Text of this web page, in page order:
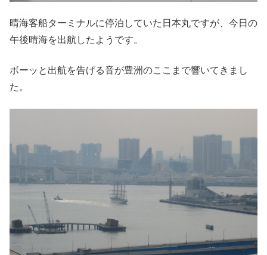
晴海客船ターミナルに停泊していた日本丸ですが、今日の
午後晴海を出航したようです。
ボーッと出航を告げる音が豊洲のここまで響いてきまし
た。